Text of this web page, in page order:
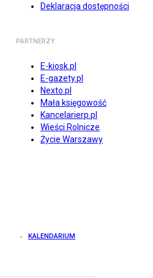
Deklaracja dostępności
PARTNERZY
E-kiosk.pl
E-gazety.pl
Nexto.pl
Mała księgowość
Kancelarierp.pl
Wieści Rolnicze
Życie Warszawy
KALENDARIUM